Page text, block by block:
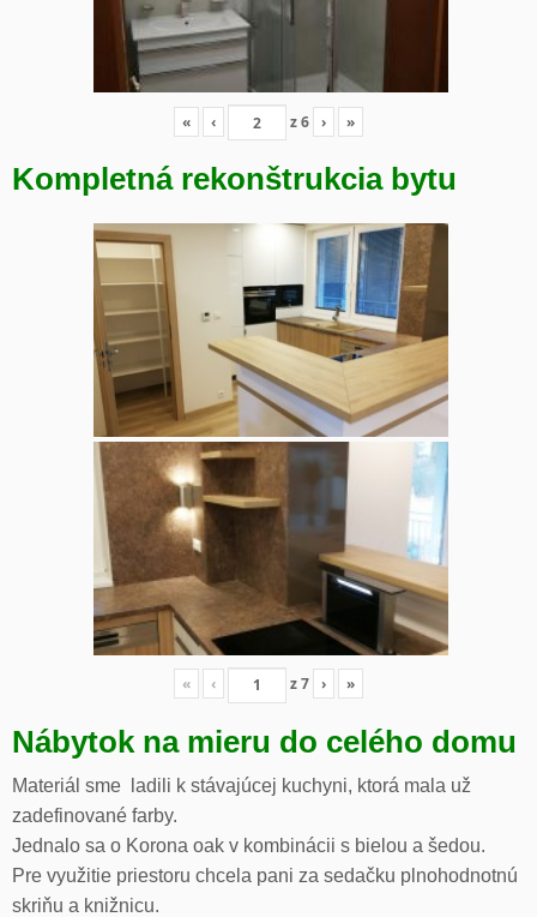
« ‹ z6 › »
Kompletná rekonštrukcia bytu
« ‹ z7 › »
Nábytok na mieru do celého domu
Materiál sme ladili k stávajúcej kuchyni, ktorá mala už
zadefinované farby.
Jednalo sa o Korona oak v kombinácii s bielou a šedou.
Pre využitie priestoru chcela pani za sedačku plnohodnotnú
skriňu a knižnicu.